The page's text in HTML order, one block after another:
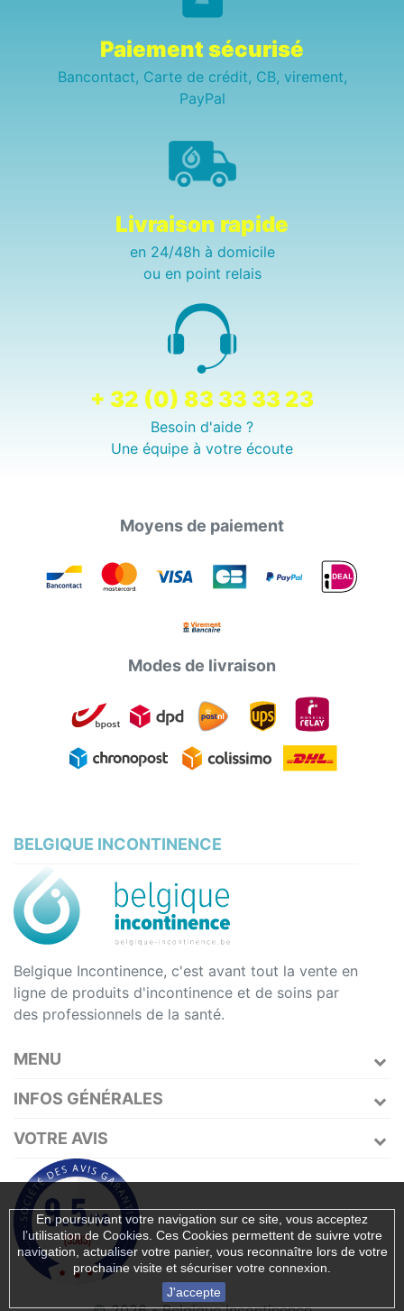
Paiement sécurisé
Bancontact, Carte de crédit, CB, virement,
PayPal
Livraison rapide
en 24/48h à domicile
ou en point relais
+ 32 (0) 83 33 33 23
Besoin d'aide ?
Une équipe à votre écoute
Moyens de paiement
Modes de livraison
BELGIQUE INCONTINENCE
Belgique Incontinence, c'est avant tout la vente en
ligne de produits d'incontinence et de soins par
des professionnels de la santé.
MENU
INFOS GÉNÉRALES
En poursuivant votre navigation sur ce site, vous acceptez
l’utilisation de Cookies. Ces Cookies permettent de suivre votre
navigation, actualiser votre panier, vous reconnaître lors de votre
prochaine visite et sécuriser votre connexion.
J'accepte
VOTRE AVIS